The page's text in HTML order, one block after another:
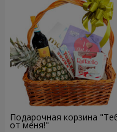
Подарочная корзина
от меня!"